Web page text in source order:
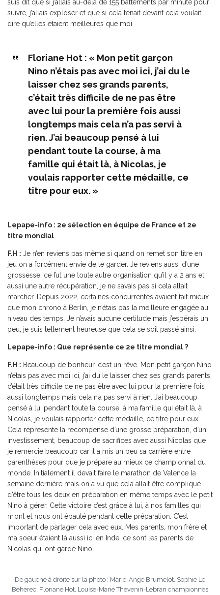
suis dit que si j’allais au-delà de 155 battements par minute pour
suivre, j’allais exploser et que si cela tenait devant cela voulait
dire qu’elles étaient meilleures que moi.
Floriane Hot : « Mon petit garçon
Nino n’étais pas avec moi ici, j’ai du le
laisser chez ses grands parents,
c’était très difficile de ne pas être
avec lui pour la première fois aussi
longtemps mais cela n’a pas servi à
rien. J’ai beaucoup pensé à lui
pendant toute la course, à ma
famille qui était là, à Nicolas, je
voulais rapporter cette médaille, ce
titre pour eux. »
Lepape-info : 2e sélection en équipe de France et 2e
titre mondial
F.H : Je n’en reviens pas même si quand on remet son titre en
jeu on a forcément envie de le garder. Je reviens aussi d’une
grossesse, ce fut une toute autre organisation qu’il y a 2 ans et
aussi une autre récupération, je ne savais pas si cela allait
marcher. Depuis 2022, certaines concurrentes avaient fait mieux
que mon chrono à Berlin, je n’étais pas la meilleure engagée au
niveau des temps. Je n’avais aucune certitude mais j’espérais un
peu, je suis tellement heureuse que cela se soit passé ainsi.
Lepape-info : Que représente ce 2e titre mondial ?
F.H : Beaucoup de bonheur, c’est un rêve. Mon petit garçon Nino
n’étais pas avec moi ici, j’ai du le laisser chez ses grands parents,
c’était très difficile de ne pas être avec lui pour la première fois
aussi longtemps mais cela n’a pas servi à rien. J’ai beaucoup
pensé à lui pendant toute la course, à ma famille qui était là, à
Nicolas, je voulais rapporter cette médaille, ce titre pour eux.
Cela représente la récompense d’une grosse préparation, d’un
investissement, beaucoup de sacrifices avec aussi Nicolas que
je remercie beaucoup car il a mis un peu sa carrière entre
parenthèses pour que je prépare au mieux ce championnat du
monde. Initialement il devait faire le marathon de Valence la
semaine dernière mais on a vu que cela allait être compliqué
d’être tous les deux en préparation en même temps avec le petit
Nino à gérer. Cette victoire c’est grâce à lui, à nos familles qui
m’ont et nous ont épaulé pendant cette préparation. C’est
important de partager cela avec eux. Mes parents, mon frère et
ma soeur étaient là aussi ici en Inde, ce sont les parents de
Nicolas qui ont gardé Nino.
De gauche à droite sur la photo : Marie-Ange Brumelot, Sophie Le
Béherec, Floriane Hot, Louise-Marie Thevenin-Lebran championnes